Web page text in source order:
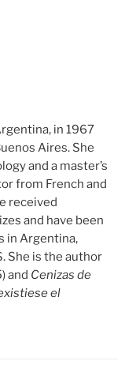
in 1967
Aires. She
and a master’s
from French and
received
and have been
in Argentina,
She is the author
and Cenizas de
el